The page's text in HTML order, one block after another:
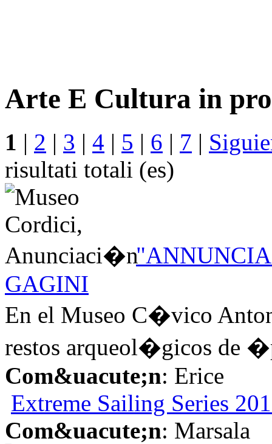
Arte E Cultura in
1 | 2 | 3 | 4 | 5 | 6 | 7 |
risultati totali (es)
GAGINI
En el Museo C�vico
restos arqueol�gicos de
Com&uacute;n: Erice
Extreme Sailing Series
Com&uacute;n: Marsala